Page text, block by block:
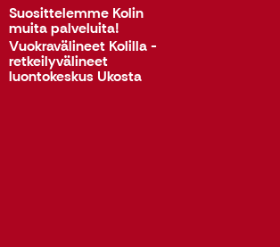
Suosittelemme Kolin
muita palveluita!
Vuokravälineet Kolilla -
retkeilyvälineet
luontokeskus Ukosta